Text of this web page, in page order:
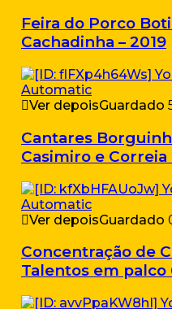
Feira do Porco
Cachadinha – 2019
Ver depoisGuardado
Cantares
Casimiro e Correia
Ver depoisGuardado
Concentração de
Talentos em palco